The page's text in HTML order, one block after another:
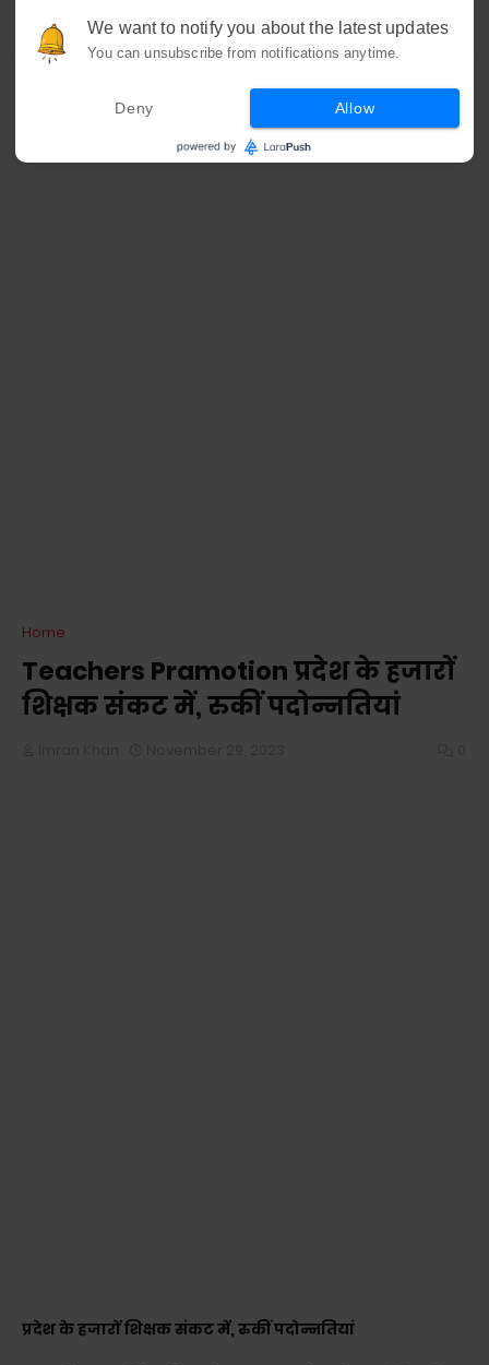
Home
Teachers Pramotion प्रदेश के हजारों
शिक्षक संकट में, रुकीं पदोन्नतियां
प्रदेश के हजारों शिक्षक संकट में, रुकीं पदोन्नतियां
We want to notify you about the latest updates
You can unsubscribe from notifications anytime.
Deny Allow